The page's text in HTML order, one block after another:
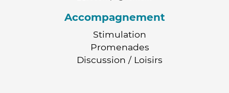
Accompagnement
Stimulation
Promenades
Discussion / Loisirs